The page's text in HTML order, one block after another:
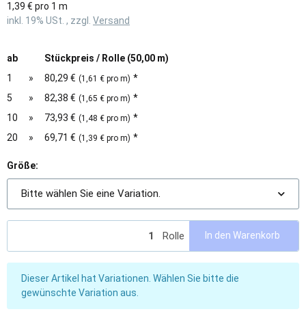
1,39 € pro 1 m
inkl. 19% USt. , zzgl. Versand
ab
Stückpreis / Rolle (50,00 m)
1
» 80,29 € (1,61 € pro m) *
5
» 82,38 € (1,65 € pro m) *
10
» 73,93 € (1,48 € pro m) *
20
» 69,71 € (1,39 € pro m) *
Größe:
Bitte wählen Sie eine Variation.
Rolle In den Warenkorb
xDieser Artikel hat Variationen. Wählen Sie bitte die
gewünschte Variation aus.